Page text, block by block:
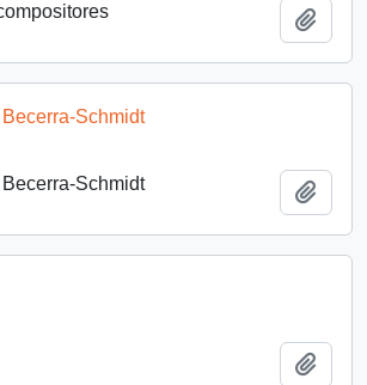
Schmidt
Schmidt